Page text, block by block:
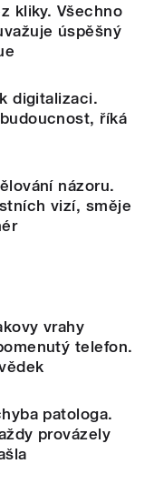
kliky. Všechno
úspěšný
digitalizaci.
říká
názoru.
vizí, směje
vrahy
telefon.
patologa.
provázely